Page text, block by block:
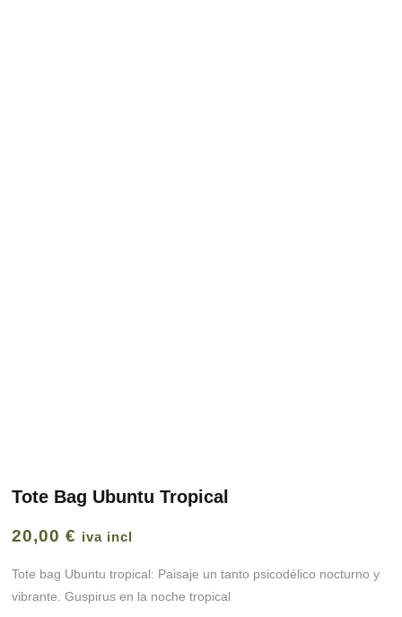
Tote Bag Ubuntu Tropical
20,00€ iva incl
Tote bag Ubuntu tropical: Paisaje un tanto psicodélico nocturno y
vibrante. Guspirus en la noche tropical